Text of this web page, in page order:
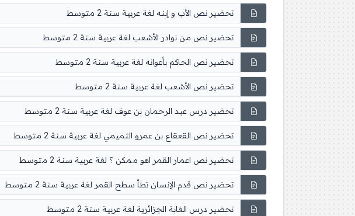
تحضير نص الأب و إبنه لغة عربية سنة 2 متوسط
تحضير نص من نوادر الأشعب لغة عربية سنة 2 متوسط
تحضير نص الحاكم بأعوانه لغة عربية سنة 2 متوسط
تحضير نص الأشعب لغة عربية سنة 2 متوسط
تحضير درس عبد الرحمان بن عوف لغة عربية سنة 2 متوسط
تحضير نص القعقاع بن عمرو التميمي لغة عربية سنة 2 متوسط
تحضير نص اعمار القمر اهو ممكن ؟ لغة عربية سنة 2 متوسط
تحضير نص قدم الإنسان تطأ سطح القمر لغة عربية سنة 2 متوسط
تحضير درس الغابة الجزائرية لغة عربية سنة 2 متوسط